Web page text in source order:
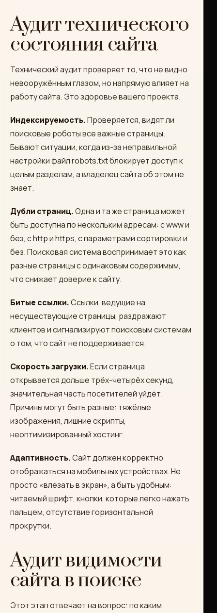
Аудит технического
состояния сайта
Технический аудит проверяет то, что не видно
невооружённым глазом, но напрямую влияет на
работу сайта. Это здоровье вашего проекта.
Индексируемость.Проверяется, видят ли
поисковые роботы все важные страницы.
Бывают ситуации, когда из-за неправильной
настройки файл robots.txt блокирует доступ к
целым разделам, а владелец сайта об этом не
знает.
Дубли страниц.Одна и та же страница может
быть доступна по нескольким адресам: с www и
без, с http и https, с параметрами сортировки и
без. Поисковая система воспринимает это как
разные страницы с одинаковым содержимым,
что снижает доверие к сайту.
Битые ссылки.Ссылки, ведущие на
несуществующие страницы, раздражают
клиентов и сигнализируют поисковым системам
о том, что сайт не поддерживается.
Скорость загрузки.Если страница
открывается дольше трёх-четырёх секунд,
значительная часть посетителей уйдёт.
Причины могут быть разные: тяжёлые
изображения, лишние скрипты,
неоптимизированный хостинг.
Адаптивность.Сайт должен корректно
отображаться на мобильных устройствах. Не
просто «влезать в экран», а быть удобным:
читаемый шрифт, кнопки, которые легко нажать
пальцем, отсутствие горизонтальной
прокрутки.
Аудит видимости
сайта в поиске
Этот этап отвечает на вопрос: по каким